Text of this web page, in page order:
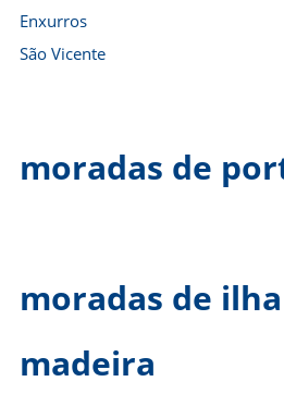
Enxurros
São Vicente
moradas de
moradas de
madeira